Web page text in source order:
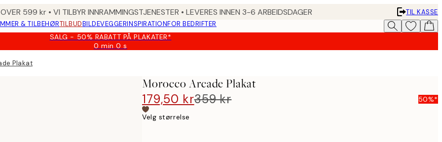
599 kr • VI TILBYR INNRAMMINGSTJENESTER • LEVERES INNEN 3-6 ARBEIDSDAGER
TIL KASSE
& TILBEHØRTILBUDBILDEVEGGERINSPIRATIONFOR BEDRIFTER
SALG - 50% RABATT PÅ PLAKATER*
0 min0 s
Gyldig
Plakat
Morocco Arcade Plakat
179,50 kr359 kr 50%*
Velg størrelse